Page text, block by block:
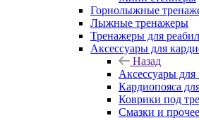
Горнолыжные
Лыжные тренажеры
Тренажеры для
Аксессуары для
Назад
Аксессуары для
Кардиопояса
Коврики под
Смазки и